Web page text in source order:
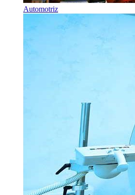
Automotriz